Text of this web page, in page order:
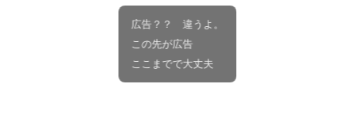
広告？？ 違うよ。
この先が広告
ここまでで大丈夫